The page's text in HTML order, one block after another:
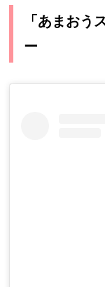
「あまおう
ー